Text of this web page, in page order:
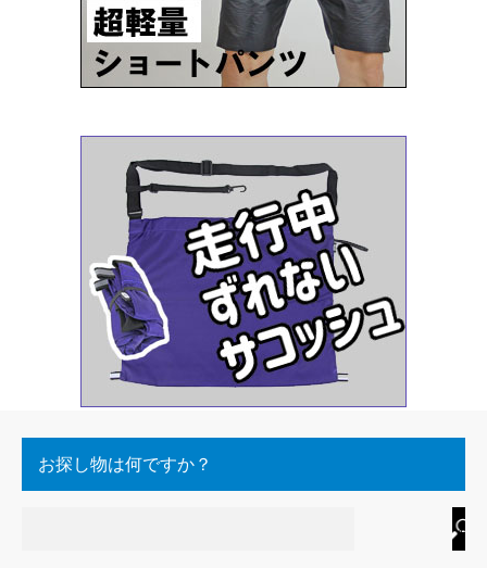
お探し物は何ですか？